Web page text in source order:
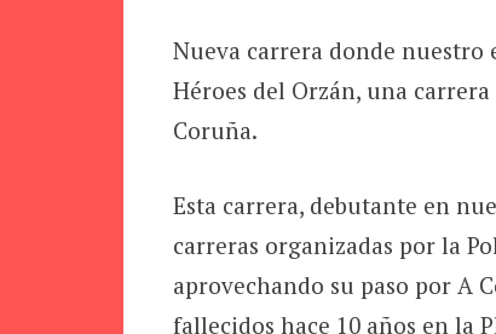
Nueva carrera donde nuestro
Héroes del Orzán, una
Coruña.
Esta carrera, debutante en
carreras organizadas por la
aprovechando su paso por A
fallecidos hace 10 años en la